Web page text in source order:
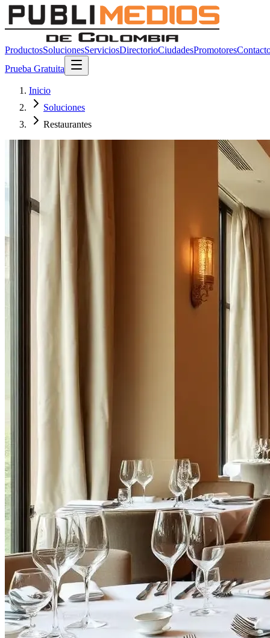
ProductosSolucionesServiciosDirectorioCiudadesPromotores
Prueba Gratuita
Inicio
Soluciones
Restaurantes